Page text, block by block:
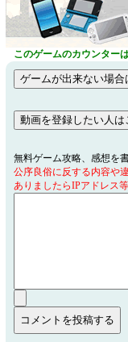
このゲームのカウンター
無料ゲーム攻略、感想を
公序良俗に反する内容や
ありましたらIPアドレス